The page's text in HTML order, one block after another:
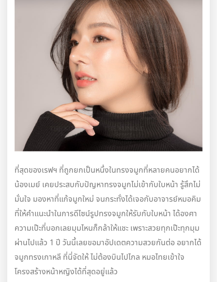
ที่สุดของเรฟฯ ที่ถูกยกเป็นหนึ่งในทรงจมูกที่หลายคนอยากได้
น้องเมย์ เคยประสบกับปัญหาทรงจมูกไม่เข้ากับใบหน้า รู้สึกไม่
มั่นใจ มองหาที่แก้จมูกใหม่ จนกระทั่งได้เจอกับอาจารย์หมอคิม
ที่ให้คำแนะนำในการดีไซน์รูปทรงจมูกให้รับกับใบหน้า ได้องศา
ความเป๊ะที่บอกเลยมุมไหนก็กล้าให้แชะ เพราะสวยทุกเป๊ะทุกมุม
ผ่านไปแล้ว 1 ปี วันนี้เลยขอมาอัปเดตความสวยกันต่อ อยากได้
จมูกทรงเกาหลี ที่นี่จัดให้ ไม่ต้องบินไปไกล หมอไทยเข้าใจ
โครงสร้างหน้าหญิงได้ที่สุดอยู่แล้ว